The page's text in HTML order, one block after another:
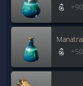
+90
+50